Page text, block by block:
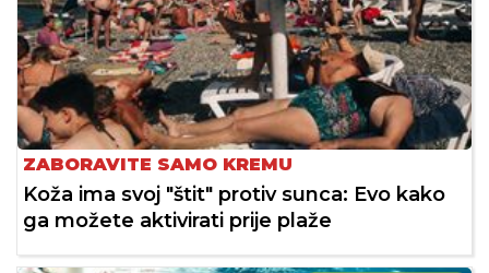
ZABORAVITE SAMO KREMU
Koža ima svoj "štit" protiv sunca: Evo kako
ga možete aktivirati prije plaže